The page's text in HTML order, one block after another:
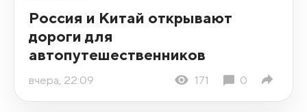
Россия и Китай открывают
дороги для
автопутешественников
вчера, 22:09 171 0